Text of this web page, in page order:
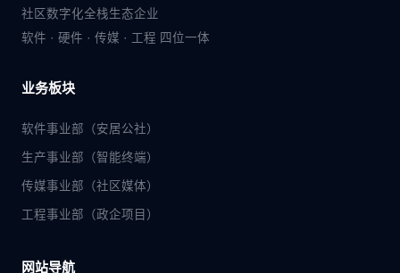
社区数字化全栈生态企业
软件 · 硬件 · 传媒 · 工程 四位一体
业务板块
软件事业部（安居公社）
生产事业部（智能终端）
传媒事业部（社区媒体）
工程事业部（政企项目）
网站导航